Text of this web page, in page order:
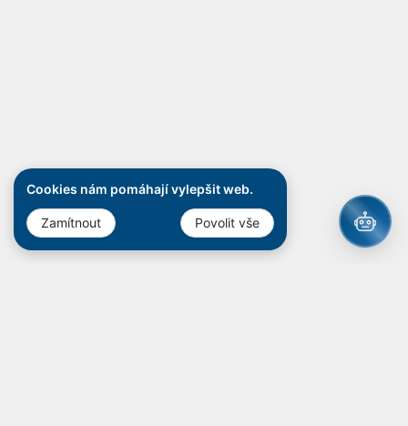
Cookies nám pomáhají vylepšit web.
Zamítnout Povolit vše